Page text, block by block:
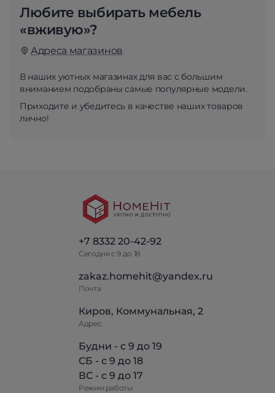
Любите выбирать мебель
«вживую»?
Адреса магазинов
В наших уютных магазинах для вас с большим
вниманием подобраны самые популярные модели.
Приходите и убедитесь в качестве наших товаров
лично!
+7 8332 20-42-92
Сегодня с 9 до 18
zakaz.homehit@yandex.ru
Почта
Киров, Коммунальная, 2
Адрес
Будни - с 9 до 19
СБ - с 9 до 18
ВС - с 9 до 17
Режим работы